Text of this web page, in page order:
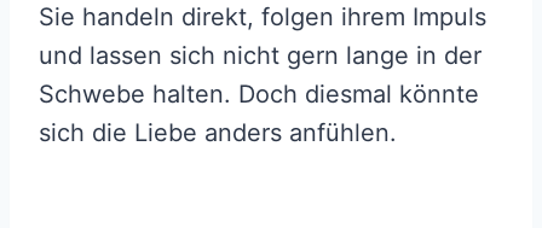
Sie handeln direkt, folgen ihrem Impuls
und lassen sich nicht gern lange in der
Schwebe halten. Doch diesmal könnte
sich die Liebe anders anfühlen.